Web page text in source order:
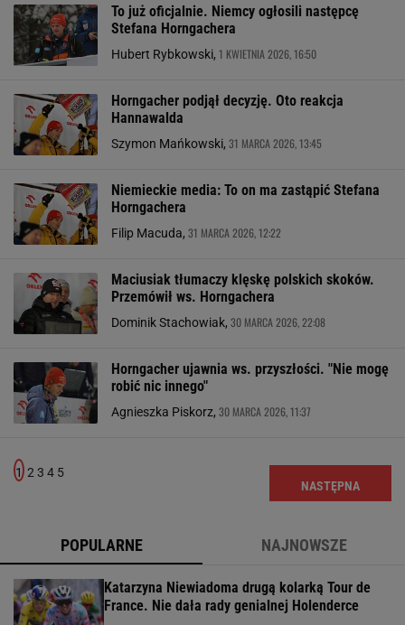
To już oficjalnie. Niemcy ogłosili następcę
Stefana Horngachera
Hubert Rybkowski, 1 KWIETNIA 2026, 16:50
Horngacher podjął decyzję. Oto reakcja
Hannawalda
Szymon Mańkowski, 31 MARCA 2026, 13:45
Niemieckie media: To on ma zastąpić Stefana
Horngachera
Filip Macuda, 31 MARCA 2026, 12:22
Maciusiak tłumaczy klęskę polskich skoków.
Przemówił ws. Horngachera
Dominik Stachowiak, 30 MARCA 2026, 22:08
Horngacher ujawnia ws. przyszłości. "Nie mogę
robić nic innego"
Agnieszka Piskorz, 30 MARCA 2026, 11:37
1 2 3 4 5
NASTĘPNA
POPULARNE NAJNOWSZE
Katarzyna Niewiadoma drugą kolarką Tour de
France. Nie dała rady genialnej Holenderce